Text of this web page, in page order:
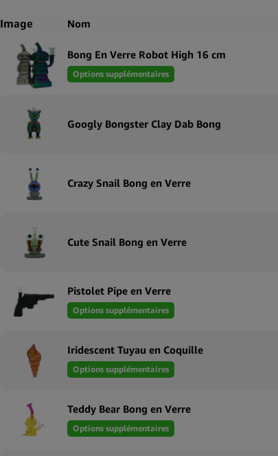
Image Nom
Bong En Verre Robot High 16 cm
Options supplémentaires
Googly Bongster Clay Dab Bong
Crazy Snail Bong en Verre
Cute Snail Bong en Verre
Pistolet Pipe en Verre
Options supplémentaires
Iridescent Tuyau en Coquille
Options supplémentaires
Teddy Bear Bong en Verre
Options supplémentaires